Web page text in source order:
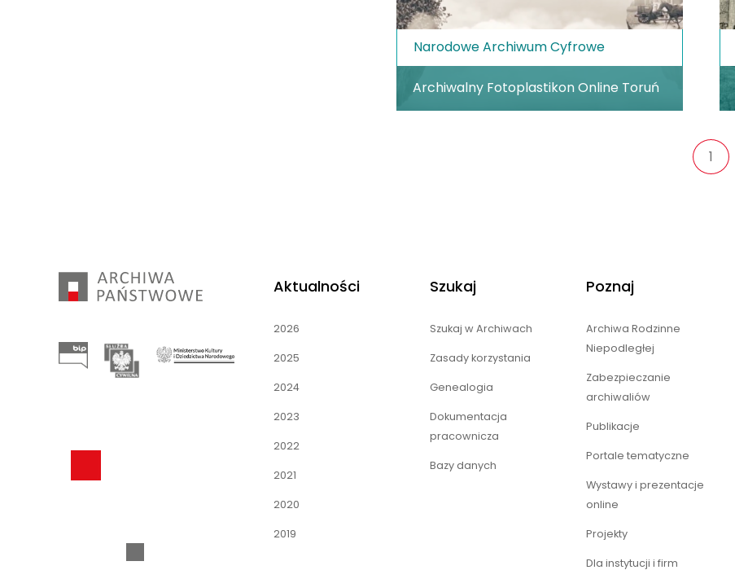
Narodowe Archiwum Cyfrowe
Archiwalny Fotoplastikon Online Toruń
1
Aktualności
2026
2025
2024
2023
2022
2021
2020
2019
Szukaj
Szukaj w Archiwach
Zasady korzystania
Genealogia
Dokumentacja
pracownicza
Bazy danych
Poznaj
Archiwa Rodzinne
Niepodległej
Zabezpieczanie
archiwaliów
Publikacje
Portale tematyczne
Wystawy i prezentacje
online
Projekty
Dla instytucji i firm